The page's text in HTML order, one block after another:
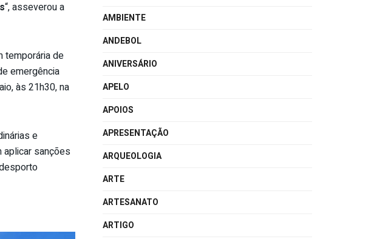
“, asseverou a
temporária de
emergência
às 21h30, na
e
aplicar sanções
AMBIENTE
ANDEBOL
ANIVERSÁRIO
APELO
APOIOS
APRESENTAÇÃO
ARQUEOLOGIA
ARTE
ARTESANATO
ARTIGO